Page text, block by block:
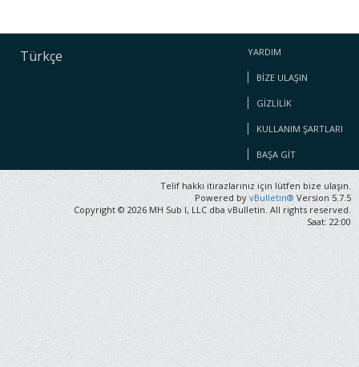
Türkçe YARDIM
BIZE ULAŞIN
GIZLILIK
KULLANIM ŞARTLARI
BAŞA GIT
Telif hakkı itirazlarınız için lütfen bize ulaşın.
Powered by vBulletin® Version 5.7.5
Copyright © 2026 MH Sub I, LLC dba vBulletin. All rights reserved.
Saat: 22:00